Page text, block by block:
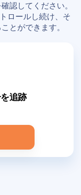
認してください。
ロールし続け、そ
とができます。
追跡